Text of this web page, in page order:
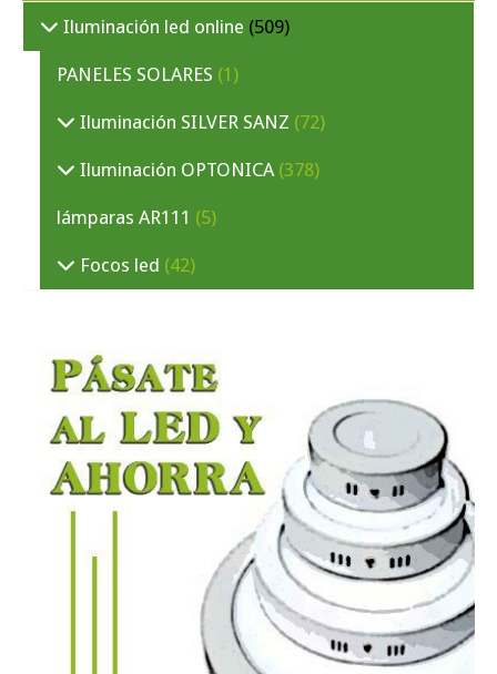
Iluminación led online (509)
PANELES SOLARES (1)
Iluminación SILVER SANZ (72)
Iluminación OPTONICA (378)
lámparas AR111 (5)
Focos led (42)